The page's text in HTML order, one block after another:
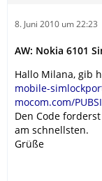
8. Juni 2010 um 22:23
AW: Nokia 6101
Hallo Milana, gib
mobile-
mocom.com/
Den Code
am schnellsten.
Grüße